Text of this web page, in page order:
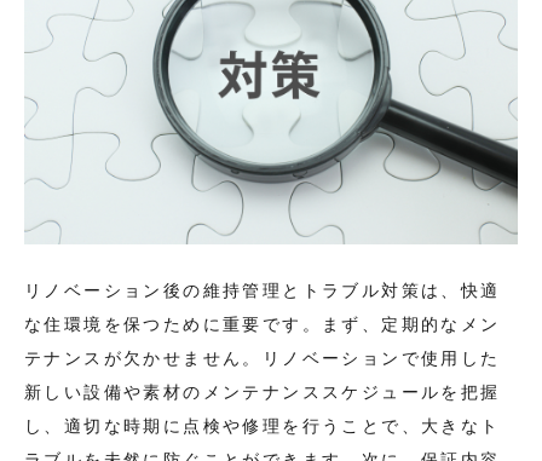
リノベーション後の維持管理とトラブル対策は、快適
な住環境を保つために重要です。まず、定期的なメン
テナンスが欠かせません。リノベーションで使用した
新しい設備や素材のメンテナンススケジュールを把握
し、適切な時期に点検や修理を行うことで、大きなト